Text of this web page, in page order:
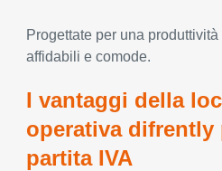
Progettate per una
affidabili e comode.
I vantaggi della
operativa
partita IVA